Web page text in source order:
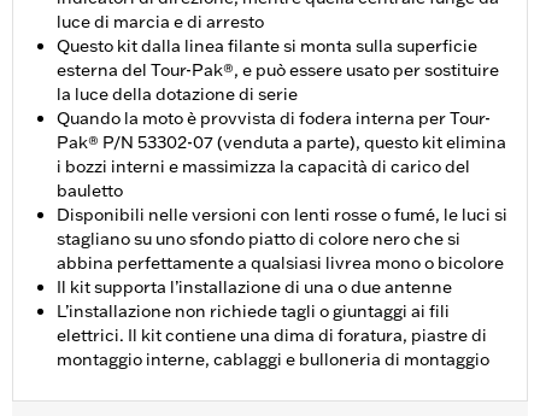
luce di marcia e di arresto
Questo kit dalla linea filante si monta sulla superficie
esterna del Tour-Pak®, e può essere usato per sostituire
la luce della dotazione di serie
Quando la moto è provvista di fodera interna per Tour-
Pak® P/N 53302-07 (venduta a parte), questo kit elimina
i bozzi interni e massimizza la capacità di carico del
bauletto
Disponibili nelle versioni con lenti rosse o fumé, le luci si
stagliano su uno sfondo piatto di colore nero che si
abbina perfettamente a qualsiasi livrea mono o bicolore
Il kit supporta l’installazione di una o due antenne
L’installazione non richiede tagli o giuntaggi ai fili
elettrici. Il kit contiene una dima di foratura, piastre di
montaggio interne, cablaggi e bulloneria di montaggio